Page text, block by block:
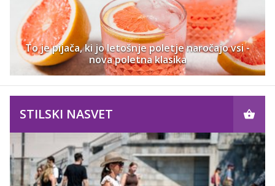
To je pijača, ki jo letošnje poletje naročajo vsi -
nova poletna klasika
STILSKI NASVET